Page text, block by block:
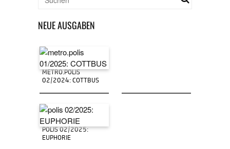
NEUE AUSGABEN
METRO.POLIS
02/2024: COTTBUS
POLIS 02/2025:
EUPHORIE